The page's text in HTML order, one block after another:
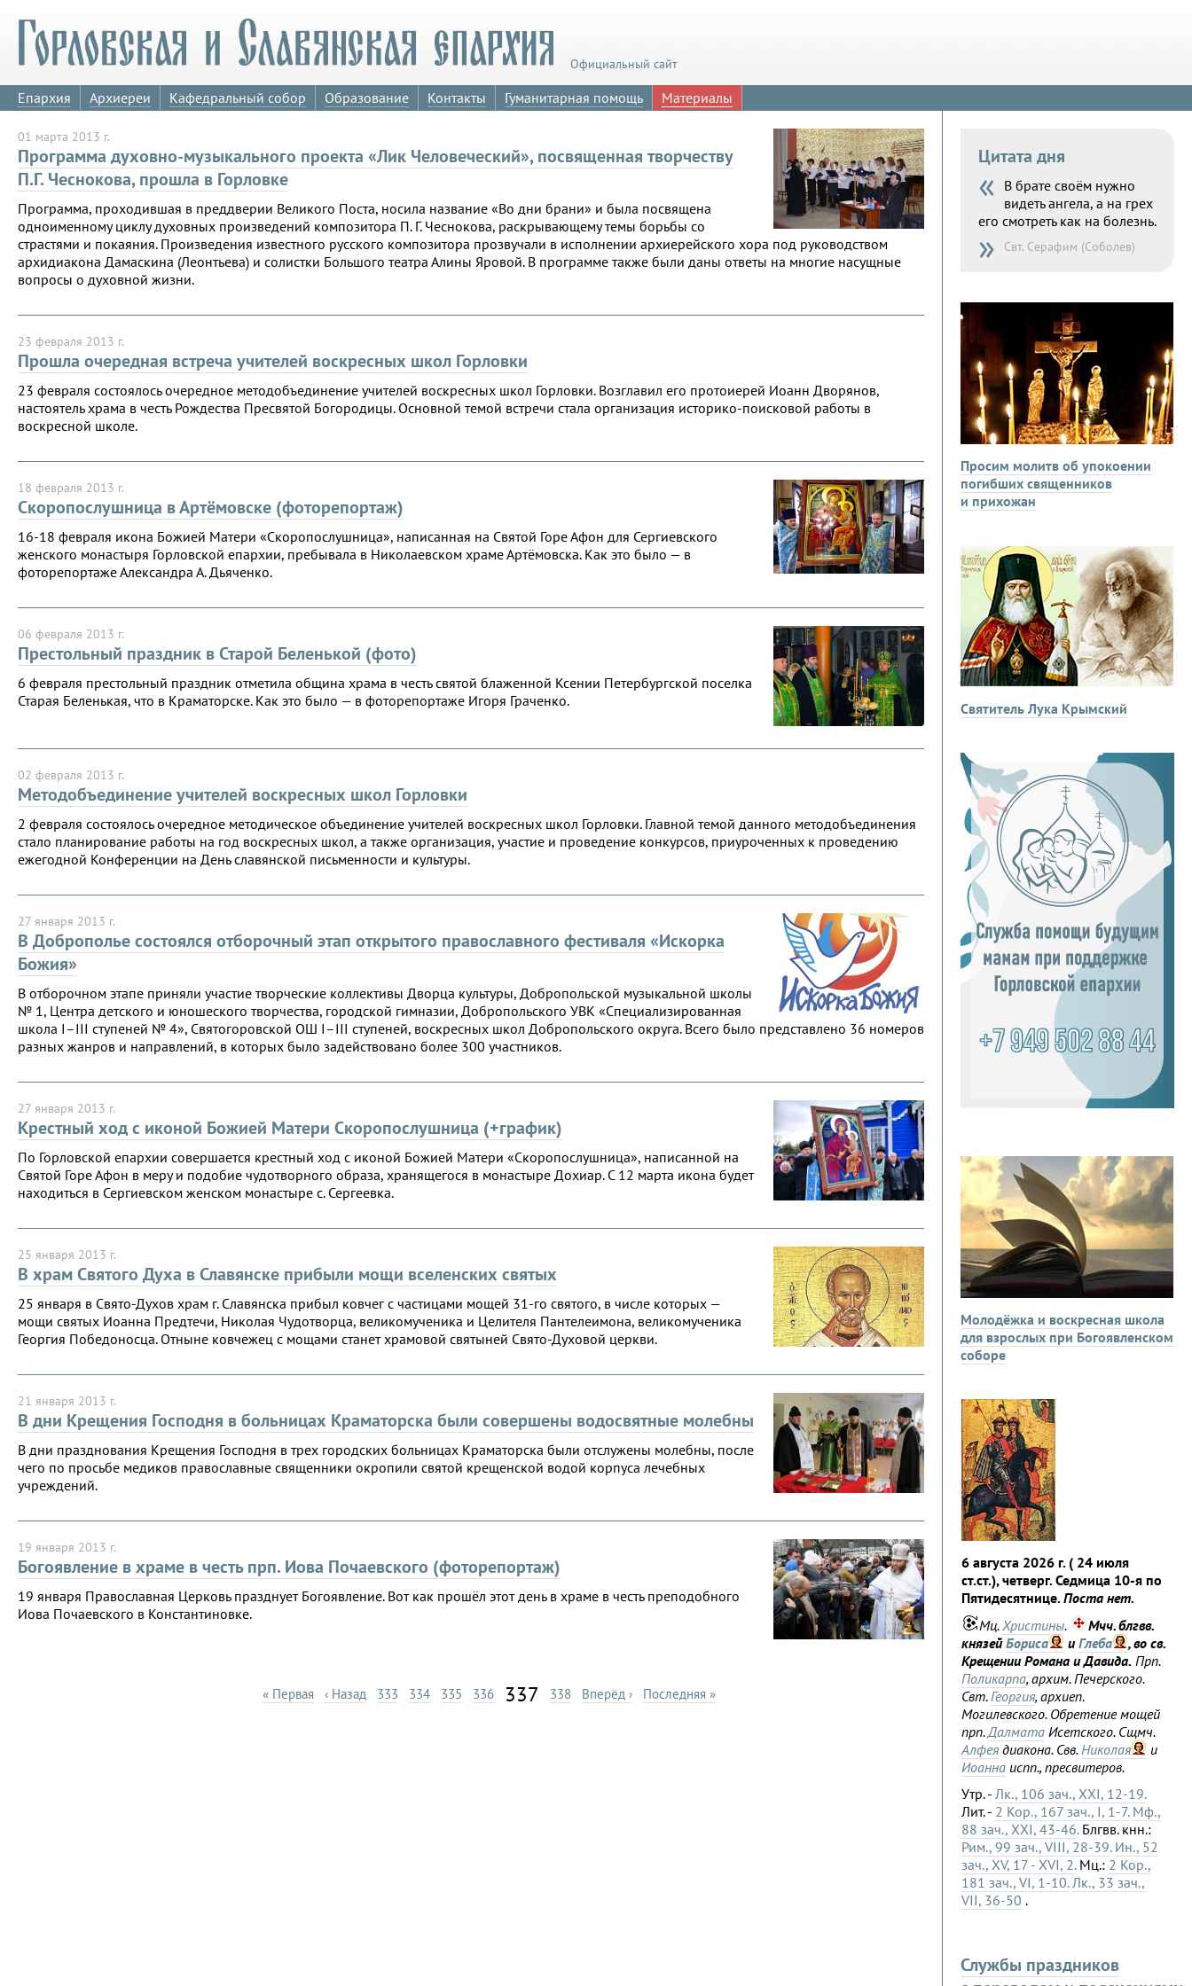
Официальный сайт
Епархия Архиереи Кафедральный собор Образование Контакты Гуманитарная помощь Материалы
01 марта 2013 г.
Программа духовно-музыкального проекта «Лик Человеческий», посвященная творчеству
П.Г. Чеснокова, прошла в Горловке
Программа, проходившая в преддверии Великого Поста, носила название «Во дни брани» и была посвящена
одноименному циклу духовных произведений композитора П. Г. Чеснокова, раскрывающему темы борьбы со
страстями и покаяния. Произведения известного русского композитора прозвучали в исполнении архиерейского хора под руководством
архидиакона Дамаскина (Леонтьева) и солистки Большого театра Алины Яровой. В программе также были даны ответы на многие насущные
вопросы о духовной жизни.
23 февраля 2013 г.
Прошла очередная встреча учителей воскресных школ Горловки
23 февраля состоялось очередное методобъединение учителей воскресных школ Горловки. Возглавил его протоиерей Иоанн Дворянов,
настоятель храма в честь Рождества Пресвятой Богородицы. Основной темой встречи стала организация историко-поисковой работы в
воскресной школе.
18 февраля 2013 г.
Скоропослушница в Артёмовске (фоторепортаж)
16-18 февраля икона Божией Матери «Скоропослушница», написанная на Святой Горе Афон для Сергиевского
женского монастыря Горловской епархии, пребывала в Николаевском храме Артёмовска. Как это было — в
фоторепортаже Александра А. Дьяченко.
06 февраля 2013 г.
Престольный праздник в Старой Беленькой (фото)
6 февраля престольный праздник отметила община храма в честь святой блаженной Ксении Петербургской поселка
Старая Беленькая, что в Краматорске. Как это было — в фоторепортаже Игоря Граченко.
02 февраля 2013 г.
Методобъединение учителей воскресных школ Горловки
2 февраля состоялось очередное методическое объединение учителей воскресных школ Горловки. Главной темой данного методобъединения
стало планирование работы на год воскресных школ, а также организация, участие и проведение конкурсов, приуроченных к проведению
ежегодной Конференции на День славянской письменности и культуры.
27 января 2013 г.
В Доброполье состоялся отборочный этап открытого православного фестиваля «Искорка
Божия»
В отборочном этапе приняли участие творческие коллективы Дворца культуры, Добропольской музыкальной школы
№ 1, Центра детского и юношеского творчества, городской гимназии, Добропольского УВК «Специализированная
школа I–III ступеней № 4», Святогоровской ОШ I–III ступеней, воскресных школ Добропольского округа. Всего было представлено 36 номеров
разных жанров и направлений, в которых было задействовано более 300 участников.
27 января 2013 г.
Крестный ход с иконой Божией Матери Скоропослушница (+график)
По Горловской епархии совершается крестный ход с иконой Божией Матери «Скоропослушница», написанной на
Святой Горе Афон в меру и подобие чудотворного образа, хранящегося в монастыре Дохиар. С 12 марта икона будет
находиться в Сергиевском женском монастыре с. Сергеевка.
25 января 2013 г.
В храм Святого Духа в Славянске прибыли мощи вселенских святых
25 января в Свято-Духов храм г. Славянска прибыл ковчег с частицами мощей 31-го святого, в числе которых —
мощи святых Иоанна Предтечи, Николая Чудотворца, великомученика и Целителя Пантелеимона, великомученика
Георгия Победоносца. Отныне ковчежец с мощами станет храмовой святыней Свято-Духовой церкви.
21 января 2013 г.
В дни Крещения Господня в больницах Краматорска были совершены водосвятные молебны
В дни празднования Крещения Господня в трех городских больницах Краматорска были отслужены молебны, после
чего по просьбе медиков православные священники окропили святой крещенской водой корпуса лечебных
учреждений.
19 января 2013 г.
Богоявление в храме в честь прп. Иова Почаевского (фоторепортаж)
19 января Православная Церковь празднует Богоявление. Вот как прошёл этот день в храме в честь преподобного
Иова Почаевского в Константиновке.
« Первая ‹ Назад 333 334 335 336 337 338 Вперёд › Последняя »
Цитата дня
« В брате своём нужно
видеть ангела, а на грех
его смотреть как на болезнь.
» Свт. Серафим (Соболев)
Просим молитв об упокоении
погибших священников
и прихожан
Святитель Лука Крымский
Молодёжка и воскресная школа
для взрослых при Богоявленском
соборе
6 августа 2026 г. ( 24 июля
ст.ст.), четверг. Седмица 10-я по
Пятидесятнице.Поста нет.
Мц.Христины.
Мчч. блгвв.
князейБориса иГлеба
, во св.
Крещении Романа и Давида. Прп.
Поликарпа, архим. Печерского.
Свт.Георгия, архиеп.
Могилевского. Обретение мощей
прп.Далмата Исетского. Сщмч.
Алфея диакона. Свв.Николая
и
Иоанна испп., пресвитеров.
Утр. - Лк., 106 зач., XXI, 12-19.
Лит. - 2 Кор., 167 зач., I, 1-7. Мф.,
88 зач., XXI, 43-46.Блгвв. кнн.:
Рим., 99 зач., VIII, 28-39. Ин., 52
зач., XV, 17 - XVI, 2.Мц.: 2 Кор.,
181 зач., VI, 1-10. Лк., 33 зач.,
VII, 36-50 .
Службы праздников